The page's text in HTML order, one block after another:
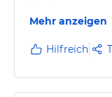
Aufgrund der
wir von
die Gardinen zu !
Mehr anzeigen
Hilfreich